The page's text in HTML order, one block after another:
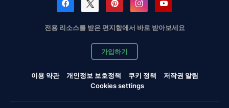
전용 리소스를 받은 편지함에서 바로 받아보세요
가입하기
이용 약관 개인정보 보호정책 쿠키 정책
저작권 알림
Cookies settings